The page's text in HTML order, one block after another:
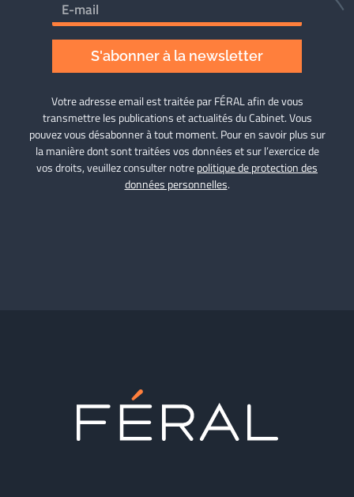
S'abonner à la newsletter
Votre adresse email est traitée par FÉRAL afin de vous
transmettre les publications et actualités du Cabinet. Vous
pouvez vous désabonner à tout moment. Pour en savoir plus sur
la manière dont sont traitées vos données et sur l’exercice de
vos droits, veuillez consulter notrepolitique de protection des
données personnelles.